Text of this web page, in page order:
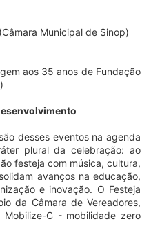
Municipal de Sinop)
aos 35 anos de Fundação
desses eventos na agenda
plural da celebração: ao
festeja com música, cultura,
avanços na educação,
e inovação. O Festeja
da Câmara de Vereadores,
Mobilize-C - mobilidade zero